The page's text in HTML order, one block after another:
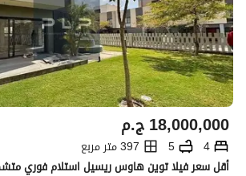
ج.م18,000,000
4
5
397 متر مربع